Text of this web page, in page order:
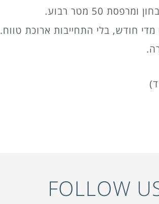
50 מטר רבוע.
חודש, בלי התחייבות ארוכת טווח.
FOLLOW